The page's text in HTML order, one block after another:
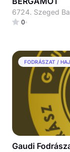
6724. Szeged
0
FODRÁSZAT /
Gaudi